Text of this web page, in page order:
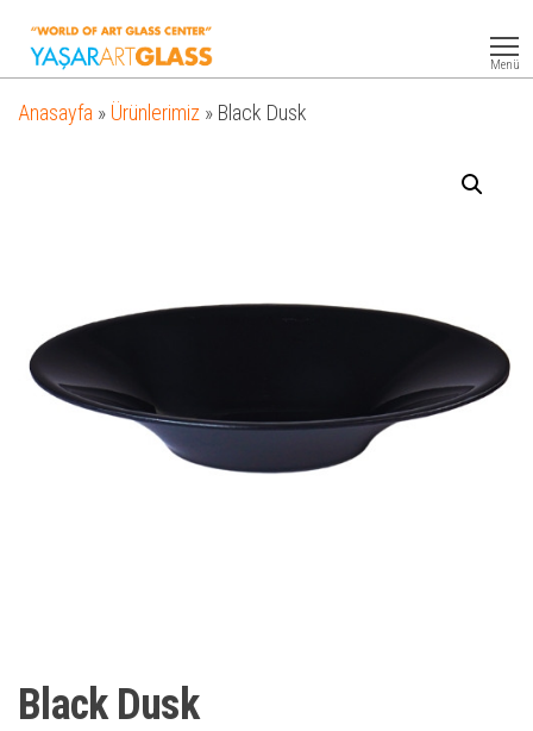
Glass
Menü
Anasayfa » Ürünlerimiz » Black Dusk
Black Dusk